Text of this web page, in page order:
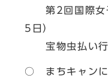
第2回国際女
5日）
宝物虫払い行
○ まちキャンに